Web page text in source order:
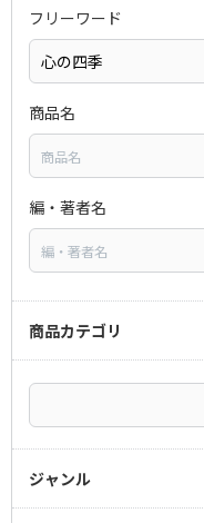
フリーワード
商品名
編・著者名
商品カテゴリ
ジャンル